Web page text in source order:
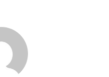
2022) được công bố tại sự
13.7 triệu đồng) cho